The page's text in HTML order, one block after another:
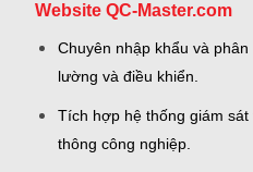
Website QC-Master.com
Chuyên nhập khẩu và
lường và điều khiển.
Tích hợp hệ thống giám
thông công nghiệp.